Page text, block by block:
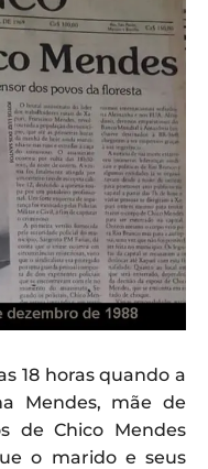
18 horas quando a
Mendes, mãe de
de Chico Mendes
o marido e seus